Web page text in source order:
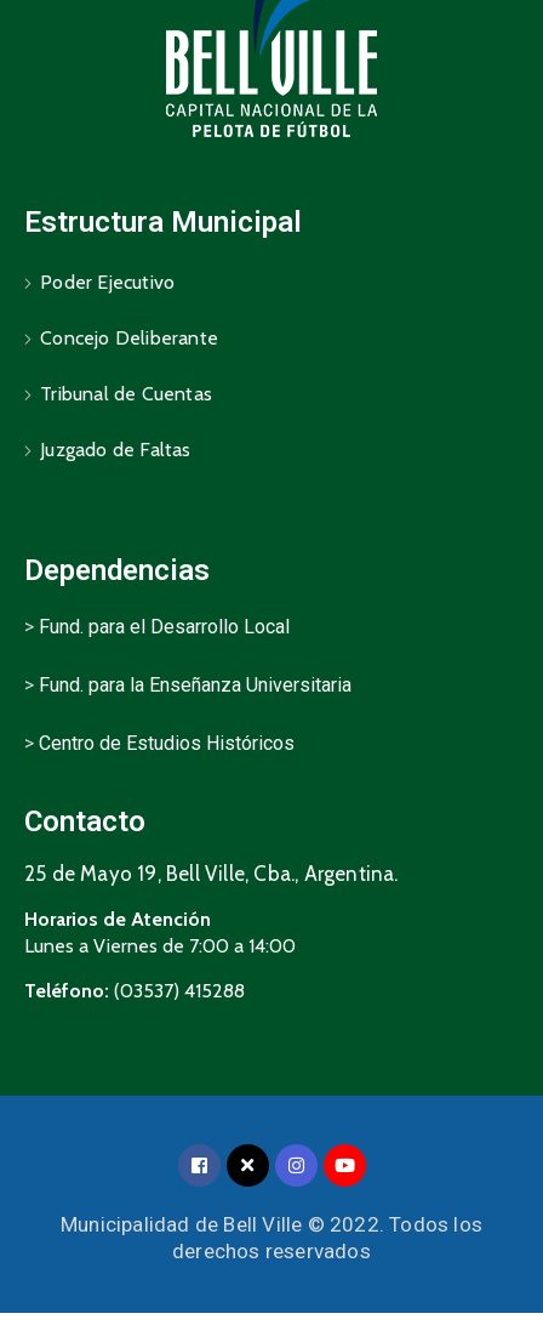
Estructura Municipal
Poder Ejecutivo
Concejo Deliberante
Tribunal de Cuentas
Juzgado de Faltas
Dependencias
> Fund. para el Desarrollo Local
> Fund. para la Enseñanza Universitaria
> Centro de Estudios Históricos
Contacto
25 de Mayo 19, Bell Ville, Cba., Argentina.
Horarios de Atención
Lunes a Viernes de 7:00 a 14:00
Teléfono: (03537) 415288
Municipalidad de Bell Ville © 2022. Todos los
derechos reservados